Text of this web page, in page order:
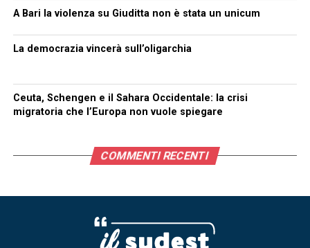
A Bari la violenza su Giuditta non è stata un unicum
La democrazia vincerà sull’oligarchia
Ceuta, Schengen e il Sahara Occidentale: la crisi
migratoria che l’Europa non vuole spiegare
COMMENTI RECENTI